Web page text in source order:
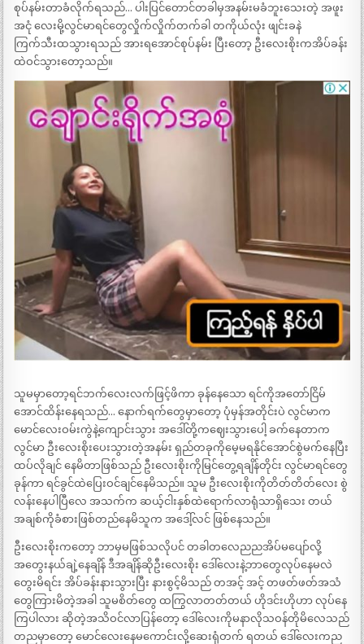
စုပ်နမ်းတာခံလိုက်ရသည်… ပါးပြင်တောင်တခါမှအနမ်းမခံဘူးသေးတဲ့ အဖူး
အငုံ လေးမို့လွင်မာရင်တွေလှိုက်လှိုက်တက်ခါ တကိုယ်လုံး ဖျင်းခနဲ
ကြက်သီးထသွားရသည် အားရအောင်စုပ်နမ်း ပြီးတော့ ဦးလေးစိုးကအိပ်ခန်း
ထဲဝင်သွားတော့သည်။
သူမမှာတော့ရင်ဘက်လေးလက်ဖြင့်ဖိကာ ခုန်နေသော ရင်ကိုအတော်ငြိမ်
အောင်ထိန်းနေရသည်… နောက်ရက်တွေမှာတော့ ပုံမှန်အတိုင်းပဲ လွင်မာက
မောင်လေးဝမ်းကွဲနဲ့ကျောင်းသွား အဒေါ်တို့ကဈေးသွားပေါ့ ခက်နေတာက
လွင်မာ ဦးလေးစိုးပေးသွားတဲ့အနမ်း ရှည်တခုကိုမေ့မရနိုင်အောင်စွဲမက်နေပြီး
ထပ်လိုချင် နေမိတာဖြစ်သည် ဦးလေးစိုးကိုမြင်တွေ့ရချိန်တိုင်း လွင်မာရင်တွေ
ခုန်ကာ ရင်ခွင်ထဲပြေးဝင်ချင်နေမိသည်။ သူမ ဦးလေးစိုးကိုတိတ်တိတ်လေး စွဲ
လန်းနေပါပြီလေ အသက်က ဆယ့်ငါးနှစ်ထဲရောက်လာရုံသာရှိသေး တယ်
အချစ်ကိုခံစားဖြစ်တည်နေမိသူက အဒေါ့်လင် ဖြစ်နေသည်။
ဦးလေးစိုးကတော့ ဘာမှမဖြစ်သလိုပင် တခါတလေညညအိပ်မပျော်လို့
အတွေးနယ်ချဲ့နေချိန် ဒီအချိန်ဆိုဦးလေးစိုး ဒေါ်လေးနဲ့ဘာတွေလုပ်နေမလဲ
တွေးမိရင်း အိပ်ခန်းနားသွားပြီး နားစွင့်မိသည် တအင့် အင့် တဖတ်ဖတ်အသံ
တွေကြားမိတဲ့အခါ သူမစိတ်တွေ ထကြွလာတတ်တယ် ဟိုဒင်းဟိုဟာ လုပ်နေ
ကြပါလား ဆိုတဲ့အသိဝင်လာပြန်တော့ ဒေါ်လေးကိုမနာလိုသဝန်တိုမိလေသည်
တညမှာတော့ မောင်လေးနေမကောင်းလို့ဆေးရုံတက် ရတယ် ဒေါ်လေးကည